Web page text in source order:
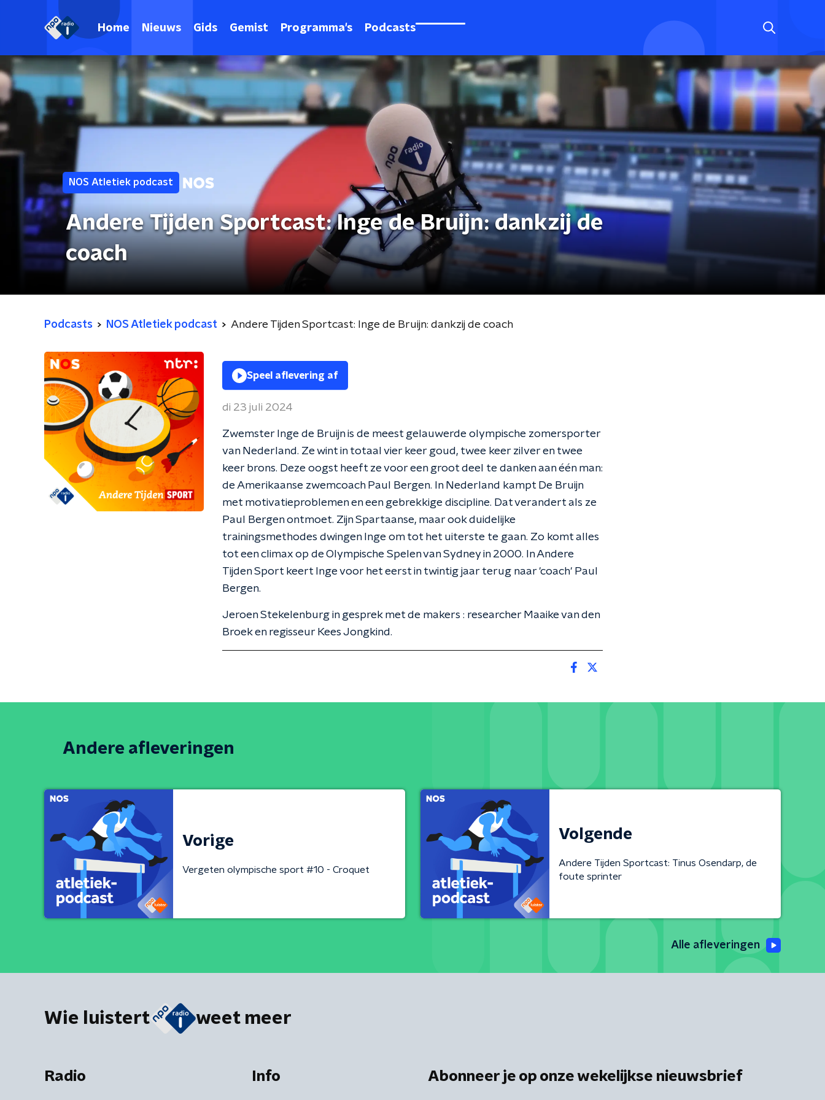
Home Nieuws Gids Gemist Programma's Podcasts
NOS Atletiek podcast
Andere Tijden Sportcast: Inge de Bruijn: dankzij de
coach
Podcasts NOS Atletiek podcast Andere Tijden Sportcast: Inge de Bruijn: dankzij de coach
Speel aflevering af
di 23 juli 2024
Zwemster Inge de Bruijn is de meest gelauwerde olympische zomersporter
van Nederland. Ze wint in totaal vier keer goud, twee keer zilver en twee
keer brons. Deze oogst heeft ze voor een groot deel te danken aan één man:
de Amerikaanse zwemcoach Paul Bergen. In Nederland kampt De Bruijn
met motivatieproblemen en een gebrekkige discipline. Dat verandert als ze
Paul Bergen ontmoet. Zijn Spartaanse, maar ook duidelijke
trainingsmethodes dwingen Inge om tot het uiterste te gaan. Zo komt alles
tot een climax op de Olympische Spelen van Sydney in 2000. In Andere
Tijden Sport keert Inge voor het eerst in twintig jaar terug naar 'coach' Paul
Bergen.
Jeroen Stekelenburg in gesprek met de makers : researcher Maaike van den
Broek en regisseur Kees Jongkind.
Andere afleveringen
Vorige
Vergeten olympische sport #10 - Croquet
Volgende
Andere Tijden Sportcast: Tinus Osendarp, de
foute sprinter
Alle afleveringen
Wie luistert weet meer
Radio Info Abonneer je op onze wekelijkse nieuwsbrief